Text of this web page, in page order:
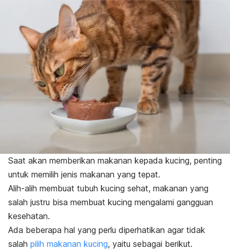
Saat akan memberikan makanan kepada kucing, penting
untuk memilih jenis makanan yang tepat.
Alih-alih membuat tubuh kucing sehat, makanan yang
salah justru bisa membuat kucing mengalami gangguan
kesehatan.
Ada beberapa hal yang perlu diperhatikan agar tidak
salah pilih makanan kucing, yaitu sebagai berikut.